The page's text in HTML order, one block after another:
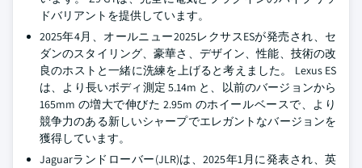
ドバリアントを提供しています。
2025年4月、オールニュー2025レクサスESが発売され、セ
ダンのスタイリング、豪華さ、デザイン、性能、技術の改
良のホストと一緒に洗練を上げると考えました。 Lexus ES
は、より長いボディ測定 5.14m と、以前のバージョンから
165mm の増大で伸びた 2.95m のホイールベースで、より
競争力のある新しいシャープでエレガントなバージョンを
獲得しています。
Jaguarランドローバー(JLR)は、2025年1月に発表され、英